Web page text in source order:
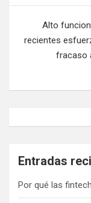
Alto
recientes
fracaso
Entradas
Por qué las